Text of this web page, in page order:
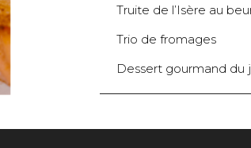
Truite de l’Isère au
Trio de fromages
Dessert gourmand du